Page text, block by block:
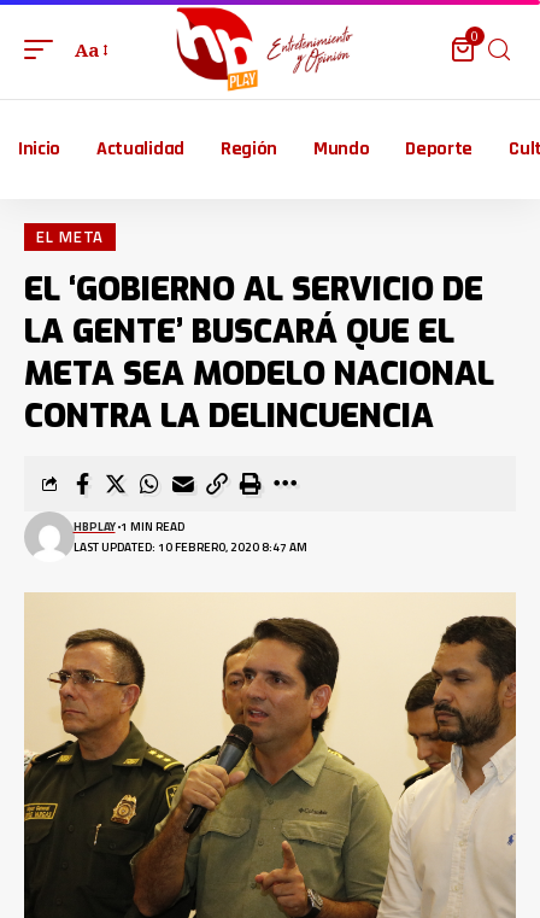
Aa
0
Inicio Actualidad Región Mundo Deporte
EL META
EL ‘GOBIERNO AL SERVICIO DE
LA GENTE’ BUSCARÁ QUE EL
META SEA MODELO NACIONAL
CONTRA LA DELINCUENCIA
LAST UPDATED: 10 FEBRERO, 2020 8:47 AM
HBPLAY 1 MIN READ